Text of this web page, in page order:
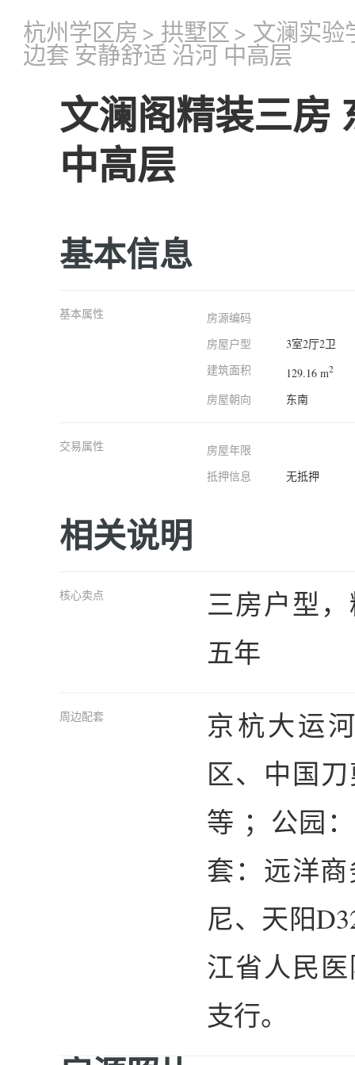
杭州学区房 > 拱墅区 > 文澜实验
边套 安静舒适 沿河 中高层
文澜阁精装三房
中高层
基本信息
基本属性
房源编码
房屋户型
3室2厅2卫
建筑面积
129.16 m2
房屋朝向 东南
交易属性
房屋年限
抵押信息
无抵押
相关说明
核心卖点
三房户型
五年
周边配套
京杭大运
区、中国
等 ；公园
套：远洋
尼、天阳
江省人民
支行。